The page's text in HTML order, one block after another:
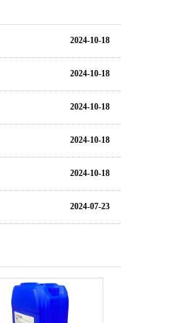
2024-10-18
2024-10-18
2024-10-18
2024-10-18
2024-10-18
2024-07-23